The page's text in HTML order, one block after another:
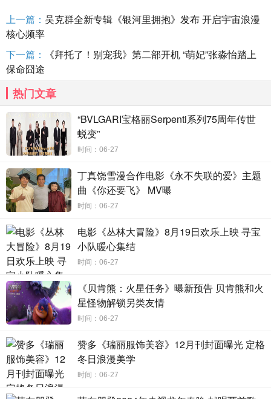
发现自己的隐藏能量，结果令他十分满意，发出了“青云真是
一个深不见底的演员”的感慨，而这位演员之所以能够“深不见
底”，背后的“推手”正是韦家辉本人。
鬼才导演颠覆自我无畏重拍
电影《神探大战》讲述了一个以“神探”为名的犯罪团伙，
他们以暴制暴、预告杀人、私刑执法，使得香港陷入无尽恐
惧之中。患有精神疾病的“癫佬神探”李俊（刘青云饰）独行查
案，以“神探夫妇”陈仪（蔡卓妍饰）和方礼信（林峯饰）为首
的重案组也身陷与杀戮赛跑的缉凶之路。几方“神探”纠缠在一
起，真相未明，正邪难辨。
这次《神探大战》也是韦家辉自我颠覆的一部作品，片
中的动作场面之密集之火爆，是他此前从未尝试过的。为此
他多次直言制片组十分“纵容”自己，不但实现了在庙街实景拍
跳楼，结尾更加炸沉了一整座船坞。除了这两场重头戏外，
还有一场旅游巴士侧翻的戏，也是打斗激烈，场面沸腾。可
即便这样有难度的戏份，只要一有新的想法，韦家辉还是会
随时推翻重来。“旅游巴士的戏，大家都拍得很辛苦，日赶夜
一下子拍了几部电影一样。但是回去之后又有一个新想法，
可是当天所有拍的东西就都用不上了。那怎么办？好简单，
重新拍一遍咯。”特辑中韦家辉看起来说得轻松，背后付出的
上一篇： 吴克群全新专辑《银河里拥抱》发布 开启宇宙浪漫
核心频率
下一篇：
《拜托了！别宠我》第二部开机 “萌妃”张淼怡踏上
保命囧途
热门文章
“BVLGARI宝格丽Serpenti系列75周年传世
蜕变”
时间：06-27
丁真饶雪漫合作电影《永不失联的爱》主题
曲《你还要飞》 MV曝
时间：06-27
电影《丛林大冒险》8月19日欢乐上映 寻宝
小队暖心集结
时间：06-27
《贝肯熊：火星任务》曝新预告 贝肯熊和火
星怪物解锁另类友情
时间：06-27
赞多《瑞丽服饰美容》12月刊封面曝光 定格
冬日浪漫美学
时间：06-27